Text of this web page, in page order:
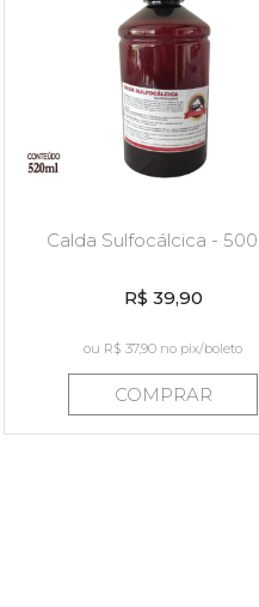
Calda Sulfocálcica -
R$ 39,90
ou R$ 37,90 no pix/boleto
COMPRAR